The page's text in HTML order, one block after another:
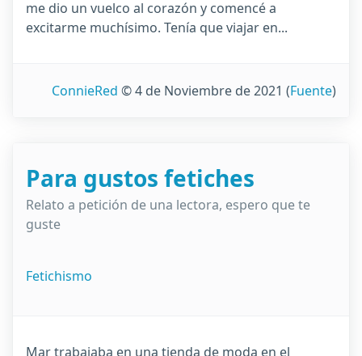
me dio un vuelco al corazón y comencé a
excitarme muchísimo. Tenía que viajar en...
ConnieRed © 4 de Noviembre de 2021 (Fuente)
Para gustos fetiches
Relato a petición de una lectora, espero que te
guste
Fetichismo
Mar trabajaba en una tienda de moda en el